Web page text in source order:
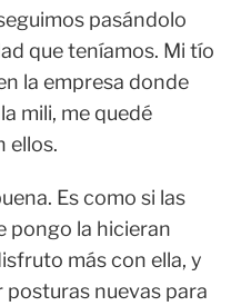
pasándolo
que teníamos. Mi tío
la empresa donde
mili, me quedé
ellos.
Es como si las
pongo la hicieran
más con ella, y
nuevas para